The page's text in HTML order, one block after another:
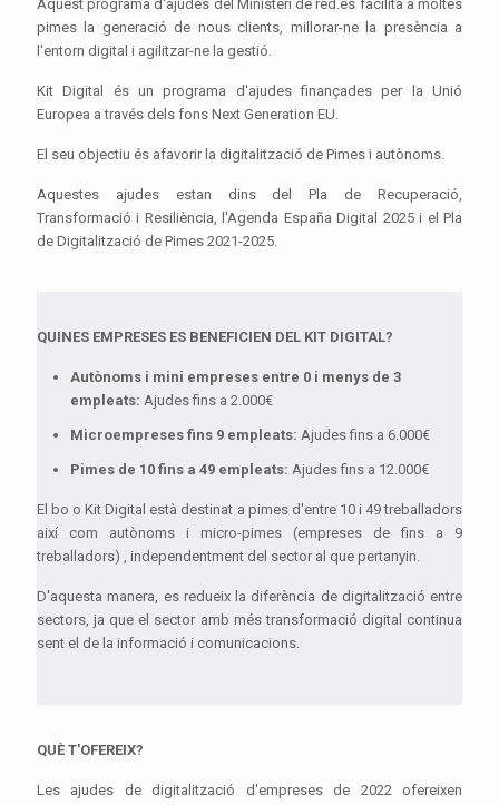
Aquest programa d'ajudes del Ministeri de red.es facilita a moltes
pimes la generació de nous clients, millorar-ne la presència a
l'entorn digital i agilitzar-ne la gestió.
Kit Digital és un programa d'ajudes finançades per la Unió
Europea a través dels fons Next Generation EU.
El seu objectiu és afavorir la digitalització de Pimes i autònoms.
Aquestes ajudes estan dins del Pla de Recuperació,
Transformació i Resiliència, l'Agenda España Digital 2025 i el Pla
de Digitalització de Pimes 2021-2025.
QUINES EMPRESES ES BENEFICIEN DEL KIT DIGITAL?
Autònoms i mini empreses entre 0 i menys de 3
empleats: Ajudes fins a 2.000€
Microempreses fins 9 empleats: Ajudes fins a 6.000€
Pimes de 10 fins a 49 empleats: Ajudes fins a 12.000€
El bo o Kit Digital està destinat a pimes d'entre 10 i 49 treballadors
així com autònoms i micro-pimes (empreses de fins a 9
treballadors) , independentment del sector al que pertanyin.
D'aquesta manera, es redueix la diferència de digitalització entre
sectors, ja que el sector amb més transformació digital continua
sent el de la informació i comunicacions.
QUÈ T'OFEREIX?
Les ajudes de digitalització d'empreses de 2022 ofereixen